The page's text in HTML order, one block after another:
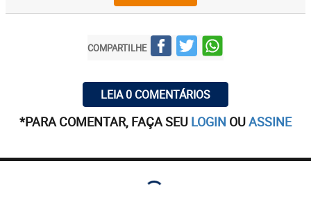
COMPARTILHE
LEIA 0 COMENTÁRIOS
*PARA COMENTAR, FAÇA SEU LOGIN OUASSINE